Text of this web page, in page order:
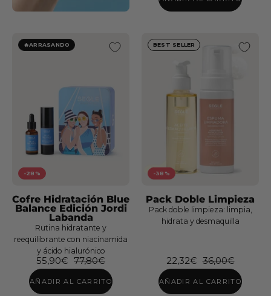
facial
+
neceser
-28%
🔥ARRASANDO
Cofre Hidratación Blue
Balance Edición Jordi
Labanda
Rutina hidratante y
reequilibrante con niacinamida
y ácido hialurónico
55,90€ 77,80€
AÑADIR AL CARRITO
-38%
BEST SELLER
Pack Doble Limpieza
Pack doble limpieza: limpia,
hidrata y desmaquilla
22,32€ 36,00€
AÑADIR AL CARRITO